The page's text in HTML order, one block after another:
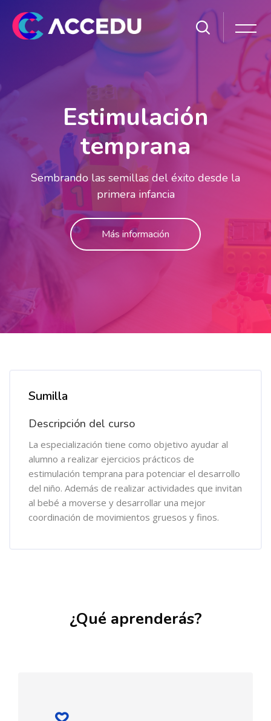
Salta [Cocoon] Slider style 1
Estimulación
temprana
Sembrando las semillas del éxito desde la
primera infancia
Más información
Sumilla
Descripción del curso
La especialización tiene como objetivo ayudar al
alumno a realizar ejercicios prácticos de
estimulación temprana para potenciar el desarrollo
del niño. Además de realizar actividades que invitan
al bebé a moverse y desarrollar una mejor
coordinación de movimientos gruesos y finos.
¿Qué aprenderás?